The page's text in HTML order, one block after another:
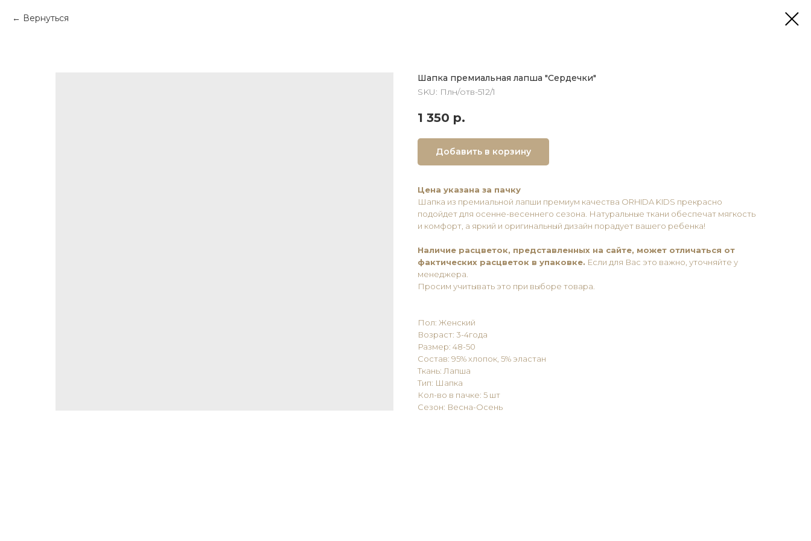
Вернуться
Шапка премиальная лапша "Сердечки"
SKU: Плн/отв-512/1
1 350 р.
Добавить в корзину
Цена указана за пачку
Шапка из премиальной лапши премиум качества ORHIDA KIDS прекрасно
подойдет для осенне-весеннего сезона. Натуральные ткани обеспечат мягкость
и комфорт, а яркий и оригинальный дизайн порадует вашего ребенка!
Наличие расцветок, представленных на сайте, может отличаться от
фактических расцветок в упаковке. Если для Вас это важно, уточняйте у
менеджера.
Просим учитывать это при выборе товара.
Пол: Женский
Возраст: 3-4года
Размер: 48-50
Состав: 95% хлопок, 5% эластан
Ткань: Лапша
Тип: Шапка
Кол-во в пачке: 5 шт
Сезон: Весна-Осень